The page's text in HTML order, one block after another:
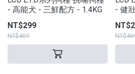
- 高能犬 - 三鮮配方 - 1.4KG
NT$299
NT$469
- 健